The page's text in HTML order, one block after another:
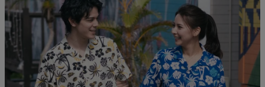
レディース
キッズ
ペア商品